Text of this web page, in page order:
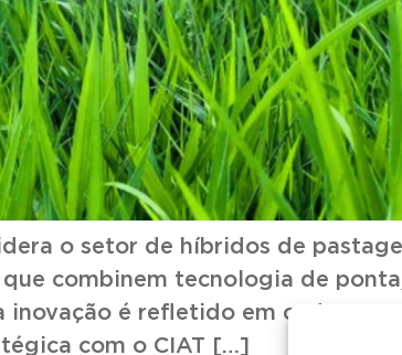
o setor de híbridos de
combinem tecnologia de
é refletido em cada
com o CIAT […]